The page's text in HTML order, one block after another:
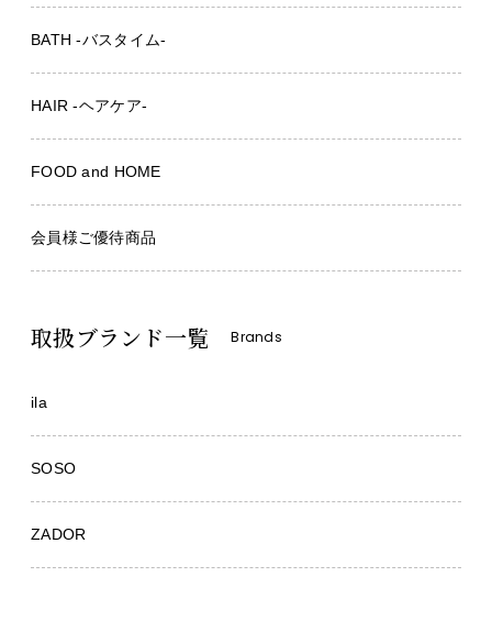
BATH -バスタイム-
HAIR -ヘアケア-
FOOD and HOME
会員様ご優待商品
取扱ブランド一覧 Brands
ila
SOSO
ZADOR